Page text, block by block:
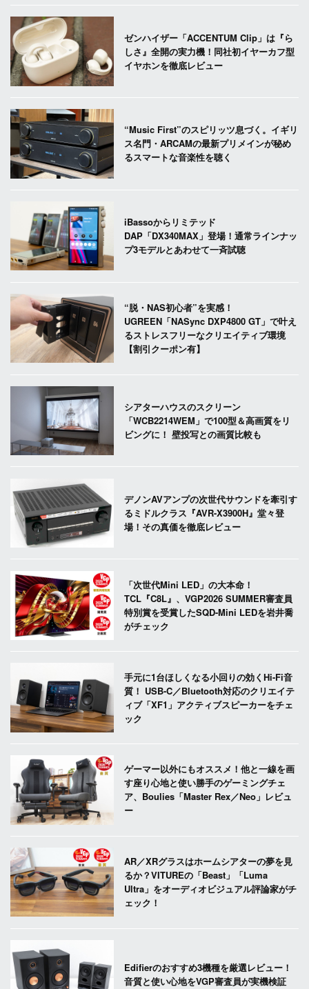
ゼンハイザー「ACCENTUM Clip」は『ら
しさ』全開の実力機！同社初イヤーカフ型
イヤホンを徹底レビュー
“Music First”のスピリッツ息づく。イギリ
ス名門・ARCAMの最新プリメインが秘め
るスマートな音楽性を聴く
iBassoからリミテッド
DAP「DX340MAX」登場！通常ラインナッ
プ3モデルとあわせて一斉試聴
“脱・NAS初心者”を実感！
UGREEN「NASync DXP4800 GT」で叶え
るストレスフリーなクリエイティブ環境
【割引クーポン有】
シアターハウスのスクリーン
「WCB2214WEM」で100型＆高画質をリ
ビングに！ 壁投写との画質比較も
デノンAVアンプの次世代サウンドを牽引す
るミドルクラス『AVR-X3900H』堂々登
場！その真価を徹底レビュー
「次世代Mini LED」の大本命！
TCL『C8L』、VGP2026 SUMMER審査員
特別賞を受賞したSQD-Mini LEDを岩井喬
がチェック
手元に1台ほしくなる小回りの効くHi-Fi音
質！ USB-C／Bluetooth対応のクリエイテ
ィブ「XF1」アクティブスピーカーをチェ
ック
ゲーマー以外にもオススメ！他と一線を画
す座り心地と使い勝手のゲーミングチェ
ア、Boulies「Master Rex／Neo」レビュ
ー
AR／XRグラスはホームシアターの夢を見
るか？VITUREの「Beast」「Luma
Ultra」をオーディオビジュアル評論家がチ
ェック！
Edifierのおすすめ3機種を厳選レビュー！
音質と使い心地をVGP審査員が実機検証